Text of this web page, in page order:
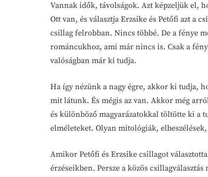
Vannak idők, távolságok. Azt képzeljük el,
Ott van, és választja Erzsike és Petőfi azt a
csillag felrobban. Nincs többé. De a fénye
románcukhoz, ami már nincs is. Csak a
valóságban már ki tudja.
Ha így nézünk a nagy égre, akkor ki tudja,
mit látunk. És mégis az van. Akkor még
és különböző magyarázatokkal töltötte ki a
elméleteket. Olyan mitológiák,
Amikor Petőfi és Erzsike csillagot
érzéseikben. Persze a közös csillagválasztás